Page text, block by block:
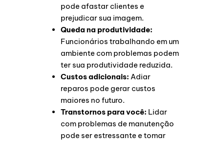
pode afastar clientes e
prejudicar sua imagem.
Queda na produtividade:
Funcionários trabalhando em um
ambiente com problemas podem
ter sua produtividade reduzida.
Custos adicionais: Adiar
reparos pode gerar custos
maiores no futuro.
Transtornos para você: Lidar
com problemas de manutenção
pode ser estressante e tomar